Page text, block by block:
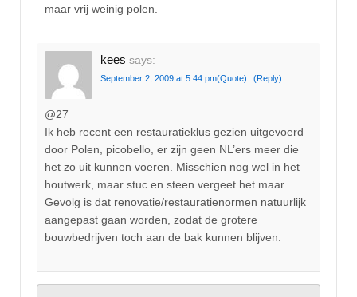
maar vrij weinig polen.
kees says:
September 2, 2009 at 5:44 pm(Quote) (Reply)
@27
Ik heb recent een restauratieklus gezien uitgevoerd
door Polen, picobello, er zijn geen NL’ers meer die
het zo uit kunnen voeren. Misschien nog wel in het
houtwerk, maar stuc en steen vergeet het maar.
Gevolg is dat renovatie/restauratienormen natuurlijk
aangepast gaan worden, zodat de grotere
bouwbedrijven toch aan de bak kunnen blijven.